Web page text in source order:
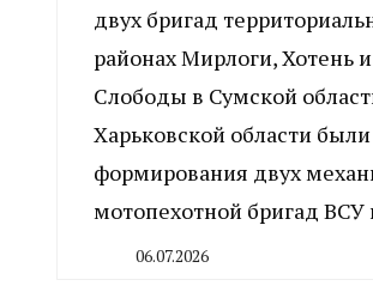
двух бригад
районах Мирлоги, Хотень
Слободы в Сумской
Харьковской области
формирования двух
мотопехотной бригад
06.07.2026